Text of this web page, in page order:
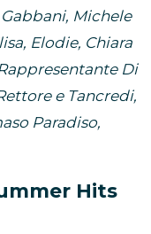
Michele
Elodie, Chiara
Di
e Tancredi,
Paradiso,
Hits